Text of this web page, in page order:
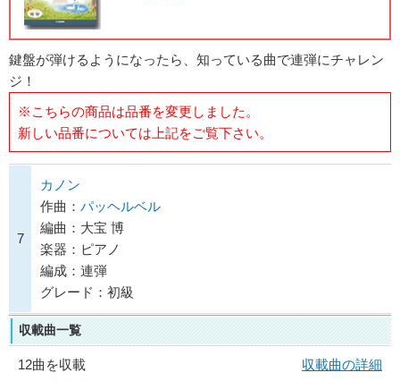
鍵盤が弾けるようになったら、知っている曲で連弾にチャレン
ジ！
※こちらの商品は品番を変更しました。
新しい品番については上記をご覧下さい。
7
カノン
作曲： パッヘルベル
編曲：大宝 博
楽器：ピアノ
編成：連弾
グレード：初級
収載曲一覧
12曲を収載
収載曲の詳細